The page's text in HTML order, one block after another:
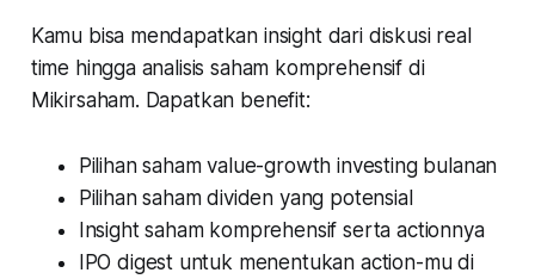
Kamu bisa mendapatkan insight dari diskusi real
time hingga analisis saham komprehensif di
Mikirsaham. Dapatkan benefit:
Pilihan saham value-growth investing bulanan
Pilihan saham dividen yang potensial
Insight saham komprehensif serta actionnya
IPO digest untuk menentukan action-mu di